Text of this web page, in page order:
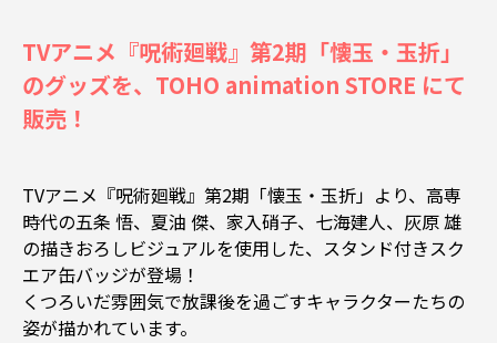
TVアニメ『呪術廻戦』第2期「懐玉・玉折」
のグッズを、TOHO animation STORE にて
販売！
TVアニメ『呪術廻戦』第2期「懐玉・玉折」より、高専
時代の五条 悟、夏油 傑、家入硝子、七海建人、灰原 雄
の描きおろしビジュアルを使用した、スタンド付きスク
エア缶バッジが登場！
くつろいだ雰囲気で放課後を過ごすキャラクターたちの
姿が描かれています。